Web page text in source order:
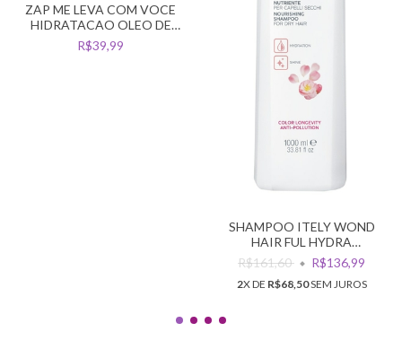
ZAP ME LEVA COM VOCE
HIDRATACAO OLEO DE
ARGAN CAB SECO 2L
R$39,99
SHAMPOO ITELY WOND
HAIR FUL HYDRA
NUTRITIVO 1L
R$161,60 R$136,99
2X DE R$68,50SEM JUROS